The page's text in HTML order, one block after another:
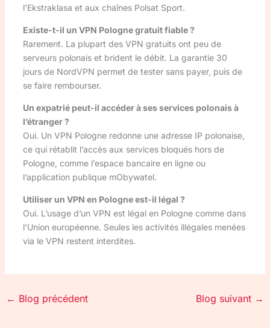
l’Ekstraklasa et aux chaînes Polsat Sport.
Existe-t-il un VPN Pologne gratuit fiable ?
Rarement. La plupart des VPN gratuits ont peu de
serveurs polonais et brident le débit. La garantie 30
jours de NordVPN permet de tester sans payer, puis de
se faire rembourser.
Un expatrié peut-il accéder à ses services polonais à
l’étranger ?
Oui. Un VPN Pologne redonne une adresse IP polonaise,
ce qui rétablit l’accès aux services bloqués hors de
Pologne, comme l’espace bancaire en ligne ou
l’application publique mObywatel.
Utiliser un VPN en Pologne est-il légal ?
Oui. L’usage d’un VPN est légal en Pologne comme dans
l’Union européenne. Seules les activités illégales menées
via le VPN restent interdites.
← Blog précédent Blog suivant →